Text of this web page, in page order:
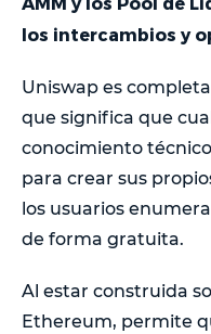
los intercambios y
Uniswap es
que significa que
conocimiento
para crear sus
los usuarios
de forma gratuita.
Al estar construida
Ethereum, permite